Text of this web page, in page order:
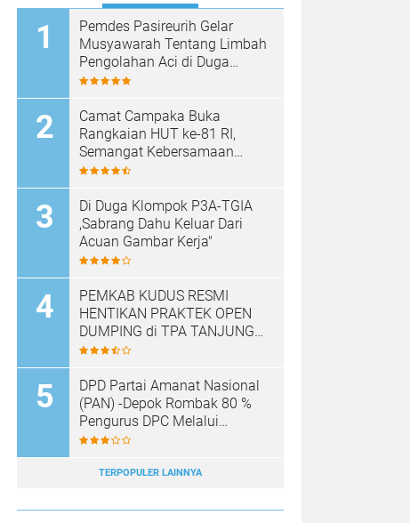
Pemdes Pasireurih Gelar
Musyawarah Tentang Limbah
Pengolahan Aci di Duga
Cemari Sungai Cisata
Sementara
Camat Campaka Buka
Rangkaian HUT ke-81 RI,
Semangat Kebersamaan
Warnai Senam Massal dan
Desa
Di Duga Klompok P3A-TGIA
,Sabrang Dahu Keluar Dari
Acuan Gambar Kerja"
PEMKAB KUDUS RESMI
HENTIKAN PRAKTEK OPEN
DUMPING di TPA TANJUNG
REJO, KEC.JEKULO
SISTEM PENGELOLAAN
SAMPAH BARU
DPD Partai Amanat Nasional
(PAN) -Depok Rombak 80 %
Pengurus DPC Melalui
Muscab "
TERPOPULER LAINNYA